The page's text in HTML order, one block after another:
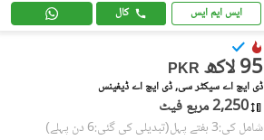
ایس ایم ایس کال
PKR 95 لاکھ
ڈی ایچ اے سیکٹر سی, ڈی ایچ اے ڈیفینس
2,250 مربع فیٹ
شامل کی:3 ہفتے پہل (تبدیلی کی گئی:6 دن پہلے)